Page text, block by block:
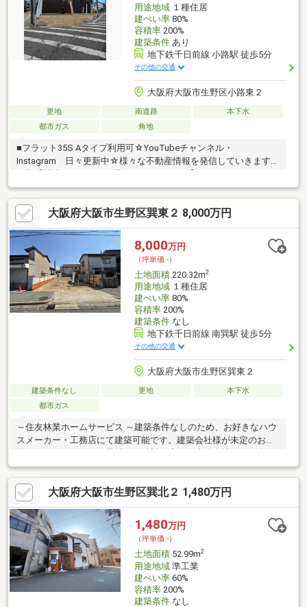
用途地域１種住居
建ぺい率80%
容積率200%
建築条件あり
地下鉄千日前線 小路駅 徒歩5分
その他の交通
大阪府大阪市生野区小路東２
更地 南道路
本下水
都市ガス
角地
■フラット35S Aタイプ利用可☆YouTubeチャンネル・
Instagram 日々更新中☆様々な不動産情報を発信していきます！
ト】・ローンのご相談もお気軽に！・年収が低い、奥様だけでロ
ーンを組みたい、勤続年数が短い等、すべてお任せください！
大阪府大阪市生野区巽東２ 8,000万円
8,000万円
（坪単価:-）
土地面積220.32m2
用途地域１種住居
建ぺい率80%
容積率200%
建築条件なし
地下鉄千日前線 南巽駅 徒歩5分
その他の交通
大阪府大阪市生野区巽東２
建築条件なし 更地
本下水
都市ガス
～住友林業ホームサービス ～建築条件なしのため、お好きなハウ
スメーカー・工務店にて建築可能です。建築会社様が未定のお客
プラン提案も可能です。些細なご不明点でも結構ですので、お気
軽にお問い合わせください。物件ポイント■ 大阪市千日前線「南
巽」駅 徒歩約5分■解体更地渡し■ 土地面積：約66.64坪（220.32平
米・公簿）■ 北側接道■ 前面道路幅員：約11m■ 建築条件なし
大阪府大阪市生野区巽北２ 1,480万円
1,480万円
（坪単価:-）
土地面積52.99m2
用途地域準工業
建ぺい率60%
容積率200%
建築条件なし